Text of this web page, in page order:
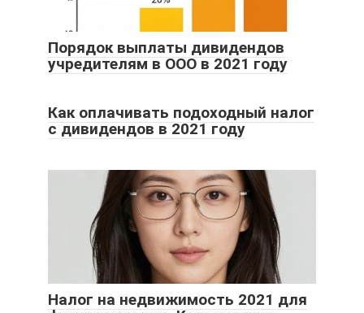
Порядок выплаты дивидендов
учредителям в ООО в 2021 году
Как оплачивать подоходный налог
с дивидендов в 2021 году
Налог на недвижимость 2021 для